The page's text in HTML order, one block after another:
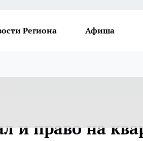
Региона Афиша
и право на